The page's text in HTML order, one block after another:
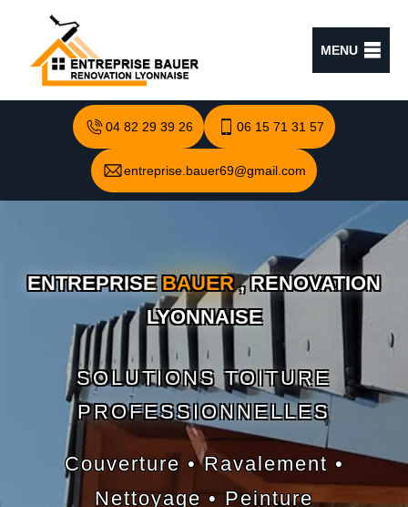
MENU
04 82 29 39 26 06 15 71 31 57
entreprise.bauer69@gmail.com
ENTREPRISEBAUER, RENOVATION
LYONNAISE
SOLUTIONS TOITURE
PROFESSIONNELLES
Couverture • Ravalement •
Nettoyage • Peinture